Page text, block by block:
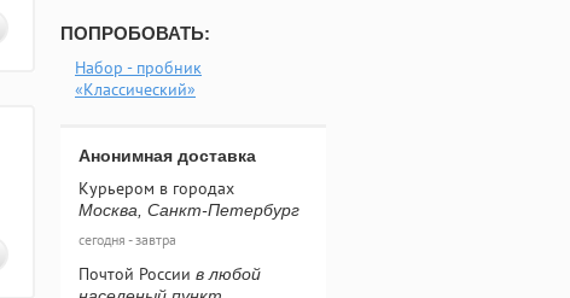
ПОПРОБОВАТЬ:
Набор - пробник
«Классический»
Анонимная доставка
Курьером в городах
Москва, Санкт-Петербург
сегодня - завтра
Почтой России в любой